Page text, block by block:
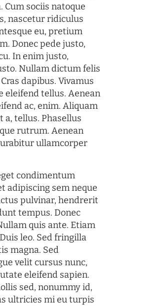
Cum sociis natoque
nascetur ridiculus
eu, pretium
Donec pede justo,
In enim justo,
Nullam dictum felis
dapibus. Vivamus
eleifend tellus. Aenean
ac, enim. Aliquam
a, tellus. Phasellus
rutrum. Aenean
ullamcorper
condimentum
adipiscing sem neque
pulvinar, hendrerit
tempus. Donec
quis ante. Etiam
leo. Sed fringilla
magna. Sed
velit cursus nunc,
eleifend sapien.
sed, nonummy id,
ultricies mi eu turpis